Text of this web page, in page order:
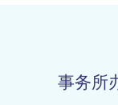
事务所